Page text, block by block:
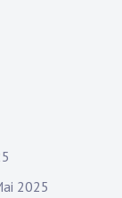
2025